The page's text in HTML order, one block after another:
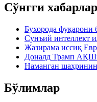
Сўнгги хабарлар
Бухорода фуқарони
Сунъий интеллект
Жазирама иссиқ
Доналд Трамп
Наманган
Бўлимлар